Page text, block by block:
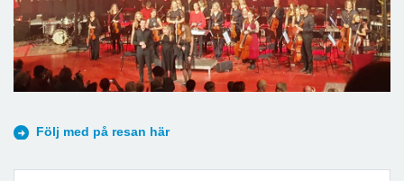
Följ med på resan här